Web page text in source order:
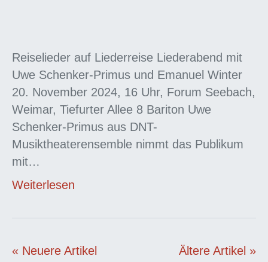
Reiselieder auf Liederreise Liederabend mit
Uwe Schenker-Primus und Emanuel Winter
20. November 2024, 16 Uhr, Forum Seebach,
Weimar, Tiefurter Allee 8 Bariton Uwe
Schenker-Primus aus DNT-
Musiktheaterensemble nimmt das Publikum
mit…
Weiterlesen
« Neuere Artikel Ältere Artikel »